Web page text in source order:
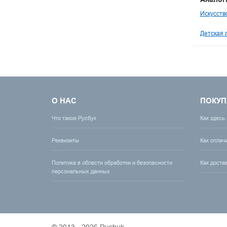
Детская
О НАС
Что такое Русбук
Реквизиты
Политика в области обработки и безопасности
персональных данных
Как
Как
Как